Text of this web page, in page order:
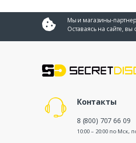
Мы и магазины-
Оставаясь на сайте, вы
Контакты
8 (800) 707 66 09
10:00 – 20:00 по Мск,